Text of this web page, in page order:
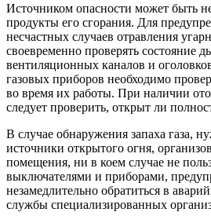
Источником опасности может быть
продукты его сгорания. Для
несчастных случаев отравления
своевременно проверять состояние
вентиляционных каналов и
газовых приборов необходимо
во время их работы. При наличии
следует проверить, открыт ли
В случае обнаружения запаха газа,
источники открытого огня,
помещения, ни в коем случае не
выключателями и приборами,
незамедлительно обратиться в
службы специализированных